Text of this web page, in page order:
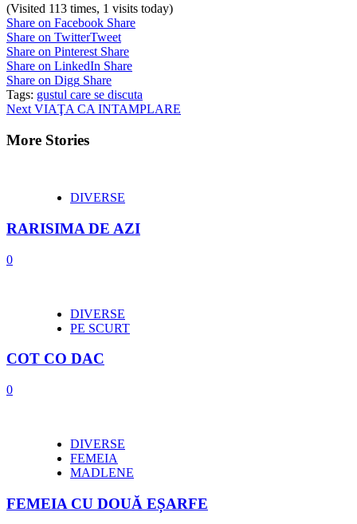
(Visited 113 times, 1 visits today)
Share on Facebook Share
Share on TwitterTweet
Share on Pinterest Share
Share on LinkedIn Share
Share on Digg Share
Tags: gustul care se discuta
Continue
Reading
Next VIAŢA CA INTAMPLARE
More Stories
DIVERSE
RARISIMA DE AZI
0
DIVERSE
PE SCURT
COT CO DAC
0
DIVERSE
FEMEIA
MADLENE
FEMEIA CU DOUĂ EȘARFE